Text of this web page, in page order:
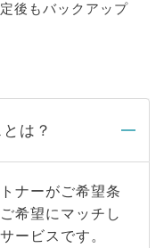
後もバックアップ
は？
ナーがご希望条
希望にマッチし
ービスです。